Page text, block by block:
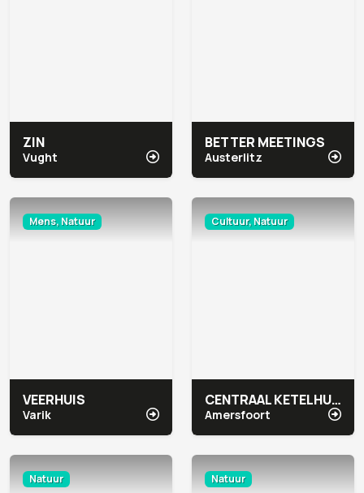
ZIN
Vught
BETTER MEETINGS
Austerlitz
Mens, Natuur
VEERHUIS
Varik
Cultuur, Natuur
CENTRAAL KETELHUIS
Amersfoort
Natuur Natuur